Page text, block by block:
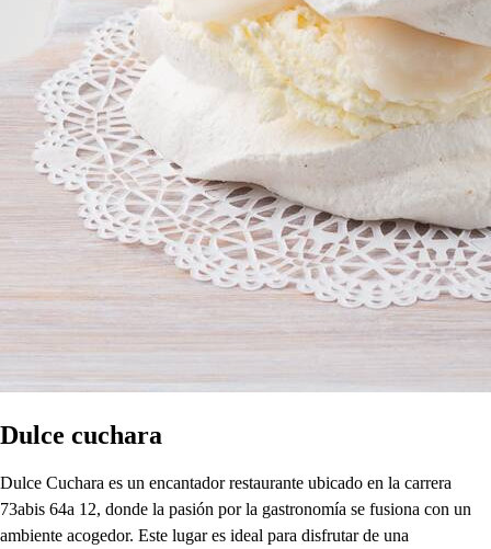
Dulce cuchara
Dulce Cuchara es un encantador restaurante ubicado en la carrera
73abis 64a 12, donde la pasión por la gastronomía se fusiona con un
ambiente acogedor. Este lugar es ideal para disfrutar de una